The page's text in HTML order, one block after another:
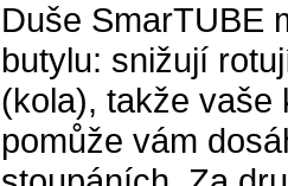
Duše SmarTUBE
butylu: snižují
(kola), takže vaše
pomůže vám